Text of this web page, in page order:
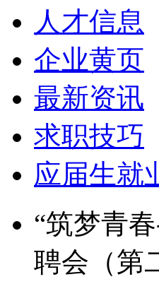
人才信息
企业黄页
最新资讯
求职技巧
应届生就
“筑梦青
聘会（第